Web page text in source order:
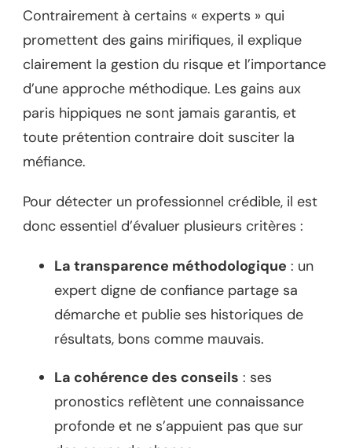
Contrairement à certains « experts » qui
promettent des gains mirifiques, il explique
clairement la gestion du risque et l’importance
d’une approche méthodique. Les gains aux
paris hippiques ne sont jamais garantis, et
toute prétention contraire doit susciter la
méfiance.
Pour détecter un professionnel crédible, il est
donc essentiel d’évaluer plusieurs critères :
La transparence méthodologique : un
expert digne de confiance partage sa
démarche et publie ses historiques de
résultats, bons comme mauvais.
La cohérence des conseils : ses
pronostics reflètent une connaissance
profonde et ne s’appuient pas que sur